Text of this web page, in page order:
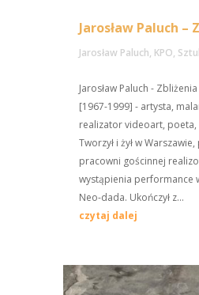
Jarosław Paluch –
Jarosław Paluch, KPO,
Jarosław Paluch -
[1967-1999] - artysta,
realizator videoart, poeta,
Tworzył i żył w
pracowni gościnnej
wystąpienia performance
Neo-dada. Ukończył z...
czytaj dalej